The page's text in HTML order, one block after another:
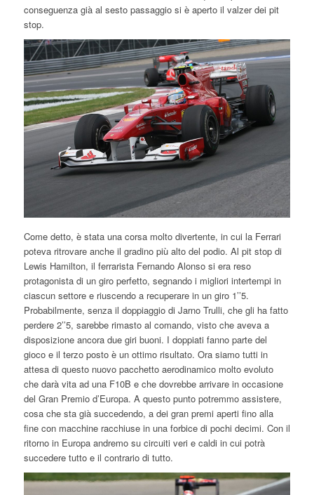
conseguenza già al sesto passaggio si è aperto il valzer dei pit
stop.
Come detto, è stata una corsa molto divertente, in cui la Ferrari
poteva ritrovare anche il gradino più alto del podio. Al pit stop di
Lewis Hamilton, il ferrarista Fernando Alonso si era reso
protagonista di un giro perfetto, segnando i migliori intertempi in
ciascun settore e riuscendo a recuperare in un giro 1’’5.
Probabilmente, senza il doppiaggio di Jarno Trulli, che gli ha fatto
perdere 2’’5, sarebbe rimasto al comando, visto che aveva a
disposizione ancora due giri buoni. I doppiati fanno parte del
gioco e il terzo posto è un ottimo risultato. Ora siamo tutti in
attesa di questo nuovo pacchetto aerodinamico molto evoluto
che darà vita ad una F10B e che dovrebbe arrivare in occasione
del Gran Premio d’Europa. A questo punto potremmo assistere,
cosa che sta già succedendo, a dei gran premi aperti fino alla
fine con macchine racchiuse in una forbice di pochi decimi. Con il
ritorno in Europa andremo su circuiti veri e caldi in cui potrà
succedere tutto e il contrario di tutto.